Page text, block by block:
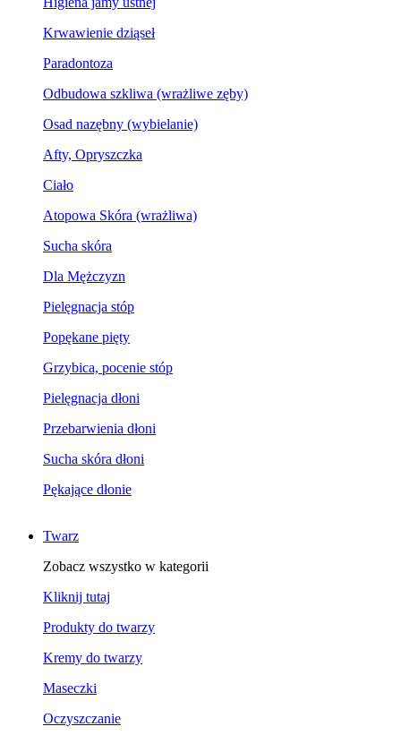
Krwawienie dziąseł
Paradontoza
Odbudowa szkliwa (wrażliwe zęby)
Osad nazębny (wybielanie)
Afty, Opryszczka
Ciało
Atopowa Skóra (wrażliwa)
Sucha skóra
Dla Mężczyzn
Pielęgnacja stóp
Popękane pięty
Grzybica, pocenie stóp
Pielęgnacja dłoni
Przebarwienia dłoni
Sucha skóra dłoni
Pękające dłonie
Twarz
Zobacz wszystko w kategorii
Kliknij tutaj
Produkty do twarzy
Kremy do twarzy
Maseczki
Oczyszczanie